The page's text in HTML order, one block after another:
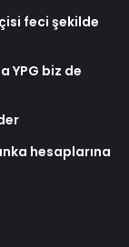
feci şekilde
YPG biz de
hesaplarına